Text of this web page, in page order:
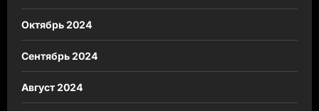
Октябрь 2024
Сентябрь 2024
Август 2024